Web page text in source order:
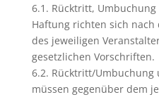
6.1. Rücktritt,
Haftung richten sich
des jeweiligen
gesetzlichen Vorschriften.
6.2. Rücktritt/
müssen gegenüber dem